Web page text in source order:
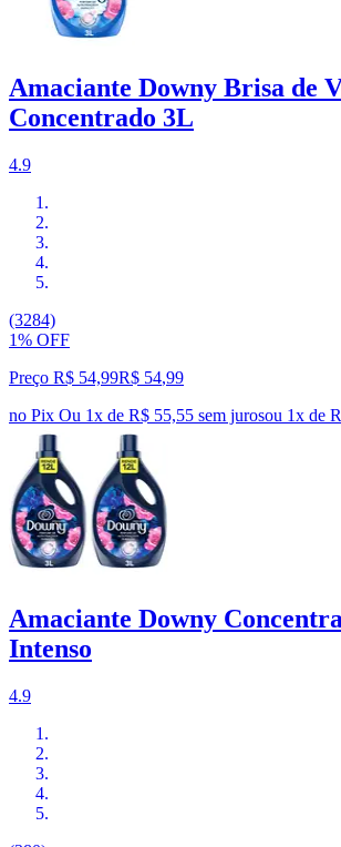
Amaciante Downy Brisa de
Concentrado 3L
4.9
(3284)
1% OFF
Preço R$ 54,99R$ 54,99
no Pix Ou 1x de R$ 55,55 sem jurosou 1x de
Amaciante Downy
Intenso
4.9